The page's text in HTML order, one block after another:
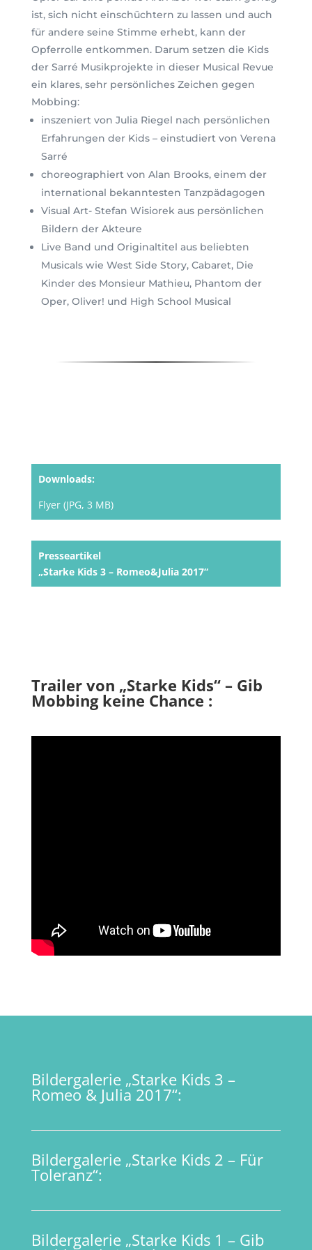
ist, sich nicht einschüchtern zu lassen und auch
für andere seine Stimme erhebt, kann der
Opferrolle entkommen. Darum setzen die Kids
der Sarré Musikprojekte in dieser Musical Revue
ein klares, sehr persönliches Zeichen gegen
Mobbing:
inszeniert von Julia Riegel nach persönlichen
Erfahrungen der Kids – einstudiert von Verena
Sarré
choreographiert von Alan Brooks, einem der
international bekanntesten Tanzpädagogen
Visual Art- Stefan Wisiorek aus persönlichen
Bildern der Akteure
Live Band und Originaltitel aus beliebten
Musicals wie West Side Story, Cabaret, Die
Kinder des Monsieur Mathieu, Phantom der
Oper, Oliver! und High School Musical
Downloads:
Flyer (JPG, 3 MB)
Presseartikel
„Starke Kids 3 – Romeo&Julia 2017“
Trailer von „Starke Kids“ – Gib
Mobbing keine Chance :
Bildergalerie „Starke Kids 3 –
Romeo & Julia 2017“:
Bildergalerie „Starke Kids 2 – Für
Toleranz“:
Bildergalerie „Starke Kids 1 – Gib